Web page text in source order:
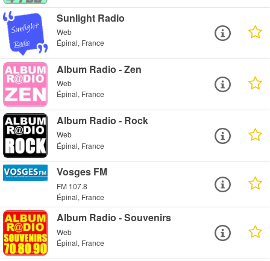
Sunlight Radio
Web
Épinal, France
Album Radio - Zen
Web
Épinal, France
Album Radio - Rock
Web
Épinal, France
Vosges FM
FM 107.8
Épinal, France
Album Radio - Souvenirs
Web
Épinal, France